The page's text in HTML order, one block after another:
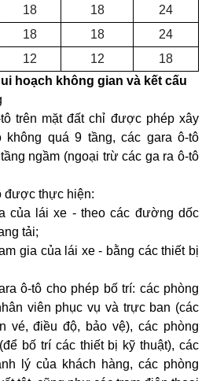
18 18
24
18 18
24
12 12
18
hoạch không gian và kết cấu
trên mặt đất chỉ được phép xây
quá 9 tầng, các gara ô-tô
ngầm (ngoại trừ các ga ra ô-tô
được thực hiện:
của lái xe - theo các đường dốc
tải;
gia của lái xe - bằng các thiết bị
ô-tô cho phép bố trí: các phòng
viên phục vụ và trực ban (các
vé, điều độ, bảo vệ), các phòng
bố trí các thiết bị kỹ thuật), các
lý của khách hàng, các phòng